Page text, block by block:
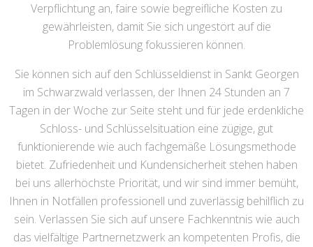
Verpflichtung an, faire sowie begreifliche Kosten zu
gewährleisten, damit Sie sich ungestört auf die
Problemlösung fokussieren können.
Sie können sich auf den Schlüsseldienst in Sankt Georgen
im Schwarzwald verlassen, der Ihnen 24 Stunden an 7
Tagen in der Woche zur Seite steht und für jede erdenkliche
Schloss- und Schlüsselsituation eine zügige, gut
funktionierende wie auch fachgemäße Lösungsmethode
bietet. Zufriedenheit und Kundensicherheit stehen haben
bei uns allerhöchste Priorität, und wir sind immer bemüht,
Ihnen in Notfällen professionell und zuverlässig behilflich zu
sein. Verlassen Sie sich auf unsere Fachkenntnis wie auch
das vielfältige Partnernetzwerk an kompetenten Profis, die